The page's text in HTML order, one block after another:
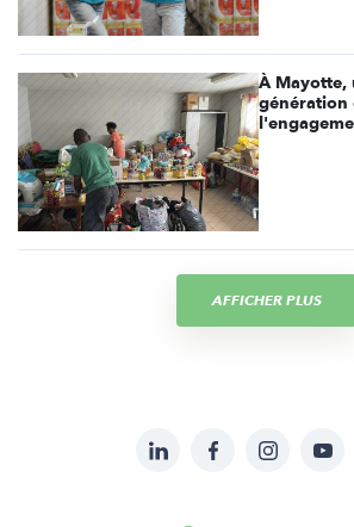
À Mayotte,
génération
AFFICHER PLUS
LinkedInFacebookInstagram